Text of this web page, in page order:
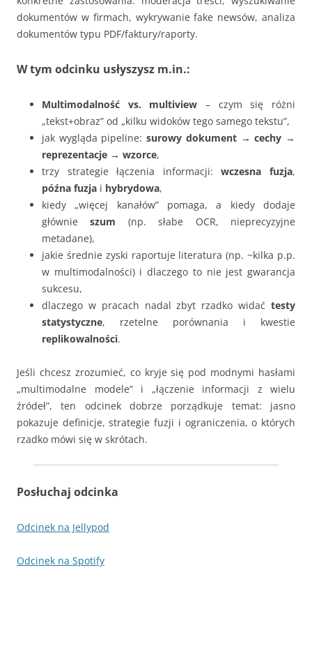
dokumentów w firmach, wykrywanie fake newsów, analiza
dokumentów typu PDF/faktury/raporty.
W tym odcinku usłyszysz m.in.:
Multimodalność vs. multiview – czym się różni
„tekst+obraz” od „kilku widoków tego samego tekstu”,
jak wygląda pipeline:surowy dokument → cechy →
reprezentacje → wzorce,
trzy strategie łączenia informacji:wczesna fuzja,
późna fuzja i hybrydowa,
kiedy „więcej kanałów” pomaga, a kiedy dodaje
głównieszum (np. słabe OCR, nieprecyzyjne
metadane),
jakie średnie zyski raportuje literatura (np. ~kilka p.p.
w multimodalności) i dlaczego to nie jest gwarancja
sukcesu,
dlaczego w pracach nadal zbyt rzadko widać testy
statystyczne, rzetelne porównania i kwestie
replikowalności.
Jeśli chcesz zrozumieć, co kryje się pod modnymi hasłami
„multimodalne modele” i „łączenie informacji z wielu
źródeł”, ten odcinek dobrze porządkuje temat: jasno
pokazuje definicje, strategie fuzji i ograniczenia, o których
rzadko mówi się w skrótach.
Posłuchaj odcinka
Odcinek na Jellypod
Odcinek na Spotify